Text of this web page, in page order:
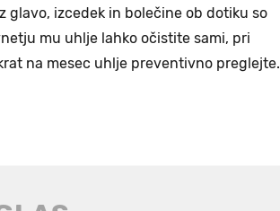
glavo, izcedek in bolečine ob dotiku so
mu uhlje lahko očistite sami, pri
na mesec uhlje preventivno preglejte.